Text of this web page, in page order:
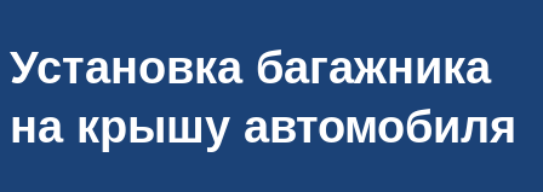
Установка багажника
на крышу автомобиля